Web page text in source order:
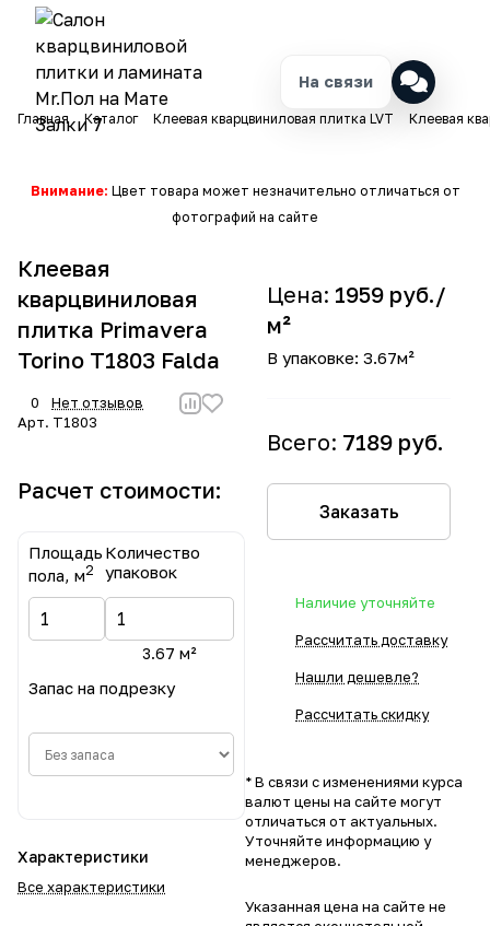
Главная Каталог Клеевая кварцвиниловая плитка LVT Клеевая
Внимание: Цвет товара может незначительно отличаться от
фотографий на сайте
Клеевая
кварцвиниловая
плитка Primavera
Torino T1803 Falda
0
Нет отзывов
Арт. T1803
Расчет стоимости:
Площадь
пола, м2
Количество
упаковок
3.67 м²
Запас на подрезку
Характеристики
Все характеристики
Цена: 1959 руб./
м²
В упаковке: 3.67м²
Всего: 7189 руб.
Заказать
Наличие уточняйте
Рассчитать доставку
Нашли дешевле?
Рассчитать скидку
* В связи с изменениями курса
валют цены на сайте могут
отличаться от актуальных.
Уточняйте информацию у
менеджеров.
Указанная цена на сайте не
На связи